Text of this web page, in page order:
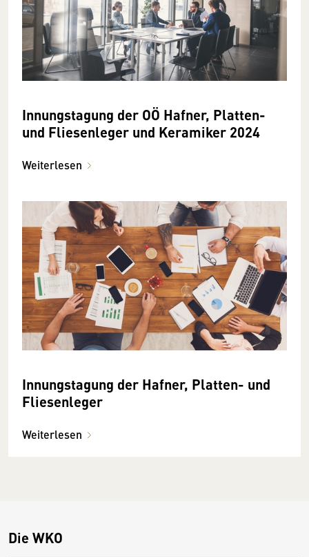
Innungstagung der OÖ Hafner, Platten-
und Fliesenleger und Keramiker 2024
Weiterlesen
Innungstagung der Hafner, Platten- und
Fliesenleger
Weiterlesen
Die WKO